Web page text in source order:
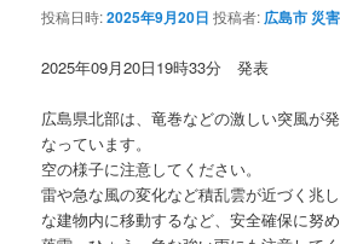
投稿日時:2025年9月20日 投稿者: 広島市 災
2025年09月20日19時33分 発表
広島県北部は、竜巻などの激しい突風が
なっています。
空の様子に注意してください。
雷や急な風の変化など積乱雲が近づく兆
な建物内に移動するなど、安全確保に努め